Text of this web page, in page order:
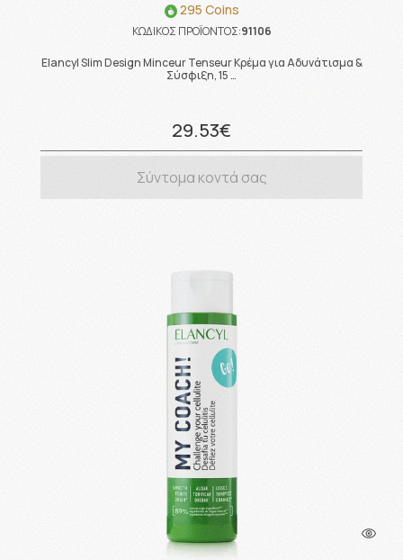
295 Coins
ΚΩΔΙΚΟΣ ΠΡΟΪΟΝΤΟΣ:91106
Elancyl Slim Design Minceur Tenseur Κρέμα για Αδυνάτισμα &
Σύσφιξη, 15 …
29.53€
Σύντομα κοντά σας